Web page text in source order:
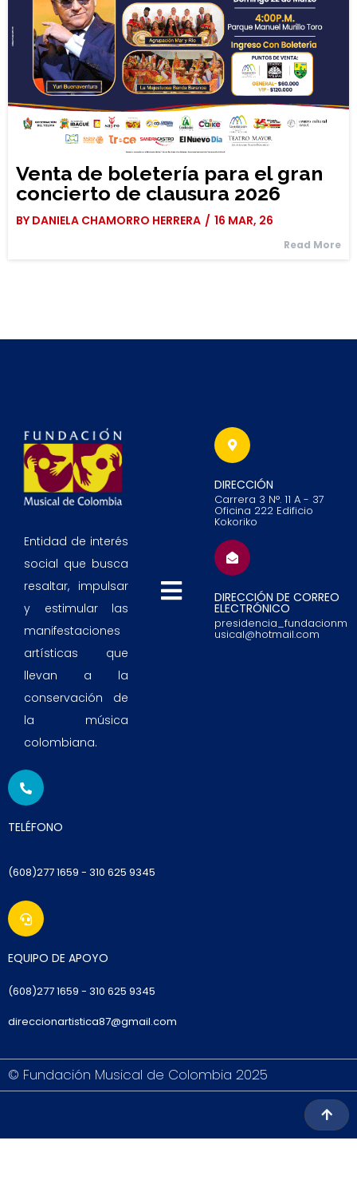
Venta de boletería para el gran
concierto de clausura 2026
BY DANIELA CHAMORRO HERRERA / 16 MAR, 26
Read More
Entidad de interés
social que busca
resaltar, impulsar
y estimular las
manifestaciones
artísticas que
llevan a la
conservación de
la música
colombiana.
DIRECCIÓN
Carrera 3 N°. 11 A - 37
Oficina 222 Edificio
Kokoriko
DIRECCIÓN DE CORREO
ELECTRÓNICO
presidencia_fundacionm
usical@hotmail.com
TELÉFONO
(608)277 1659 - 310 625 9345
EQUIPO DE APOYO
(608)277 1659 - 310 625 9345
direccionartistica87@gmail.com
© Fundación Musical de Colombia 2025